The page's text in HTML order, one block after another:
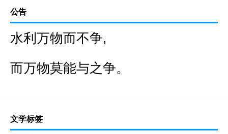
公告
水利万物而不争,
而万物莫能与之争。
文学标签